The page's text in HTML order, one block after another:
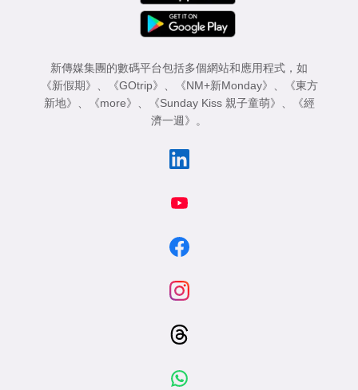
新傳媒集團的數碼平台包括多個網站和應用程式，如
《新假期》
《GOtrip》 《NM+新Monday》
《東方
新地》
《more》 《Sunday Kiss 親子童萌》
《經
濟一週》
。